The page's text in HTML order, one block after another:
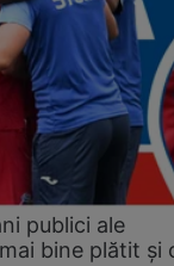
publici ale
bine plătit și